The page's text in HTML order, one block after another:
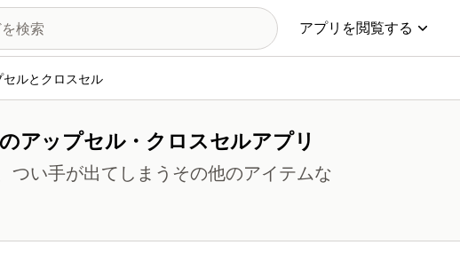
アプリを閲覧する
セルとクロスセル
アップセル・クロスセルアプリ
つい手が出てしまうその他のアイテムな